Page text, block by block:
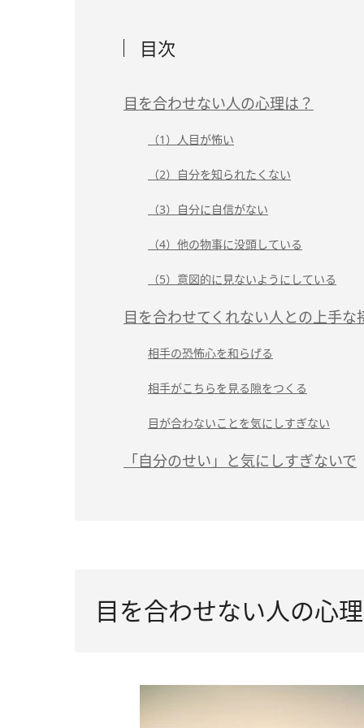
目次
目を合わせない人の心理は？
（1）人目が怖い
（2）自分を知られたくない
（3）自分に自信がない
（4）他の物事に没頭している
（5）意図的に見ないようにしている
目を合わせてくれない人との上手な
相手の恐怖心を和らげる
相手がこちらを見る隙をつくる
目が合わないことを気にしすぎない
「自分のせい」と気にしすぎないで
目を合わせない人の心